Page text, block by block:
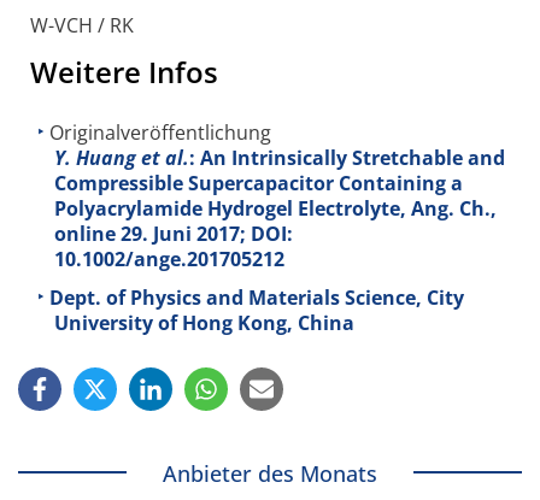
W-VCH / RK
Weitere Infos
Originalveröffentlichung
Y. Huang et al.: An Intrinsically Stretchable and
Compressible Supercapacitor Containing a
Polyacrylamide Hydrogel Electrolyte, Ang. Ch.,
online 29. Juni 2017; DOI:
10.1002/ange.201705212
Dept. of Physics and Materials Science, City
University of Hong Kong, China
Anbieter des Monats